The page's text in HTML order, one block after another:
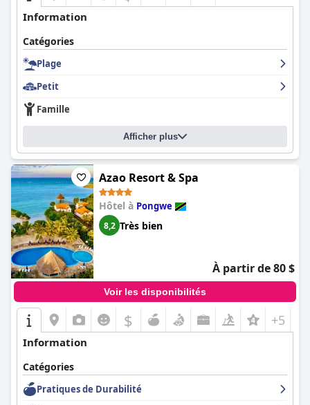
Information
Catégories
Plage
Petit
Famille
Afficher plus
Azao Resort & Spa
Hôtel à Pongwe
8,2 Très bien
À partir de 80 $
Voir les disponibilités
$ +5
Information
Catégories
Pratiques de Durabilité